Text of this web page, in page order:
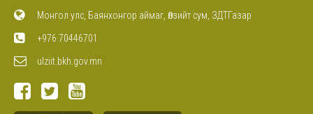
Монгол улс, Баянхонгор аймаг, Өлзийт сум, ЗДТГазар
+976 70446701
ulziit.bkh.gov.mn